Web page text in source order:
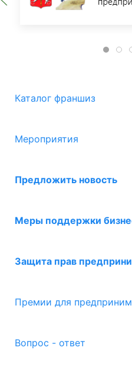
Каталог франшиз
Мероприятия
Предложить новость
Меры поддержки
Защита прав
Премии для
Вопрос - ответ